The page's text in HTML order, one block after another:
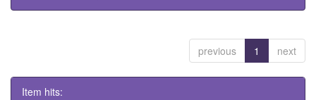
previous 1 next
Item hits: